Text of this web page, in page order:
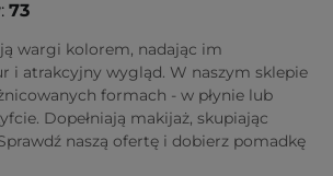
73
wargi kolorem, nadając im
i atrakcyjny wygląd. W naszym sklepie
formach - w płynie lub
Dopełniają makijaż, skupiając
naszą ofertę i dobierz pomadkę